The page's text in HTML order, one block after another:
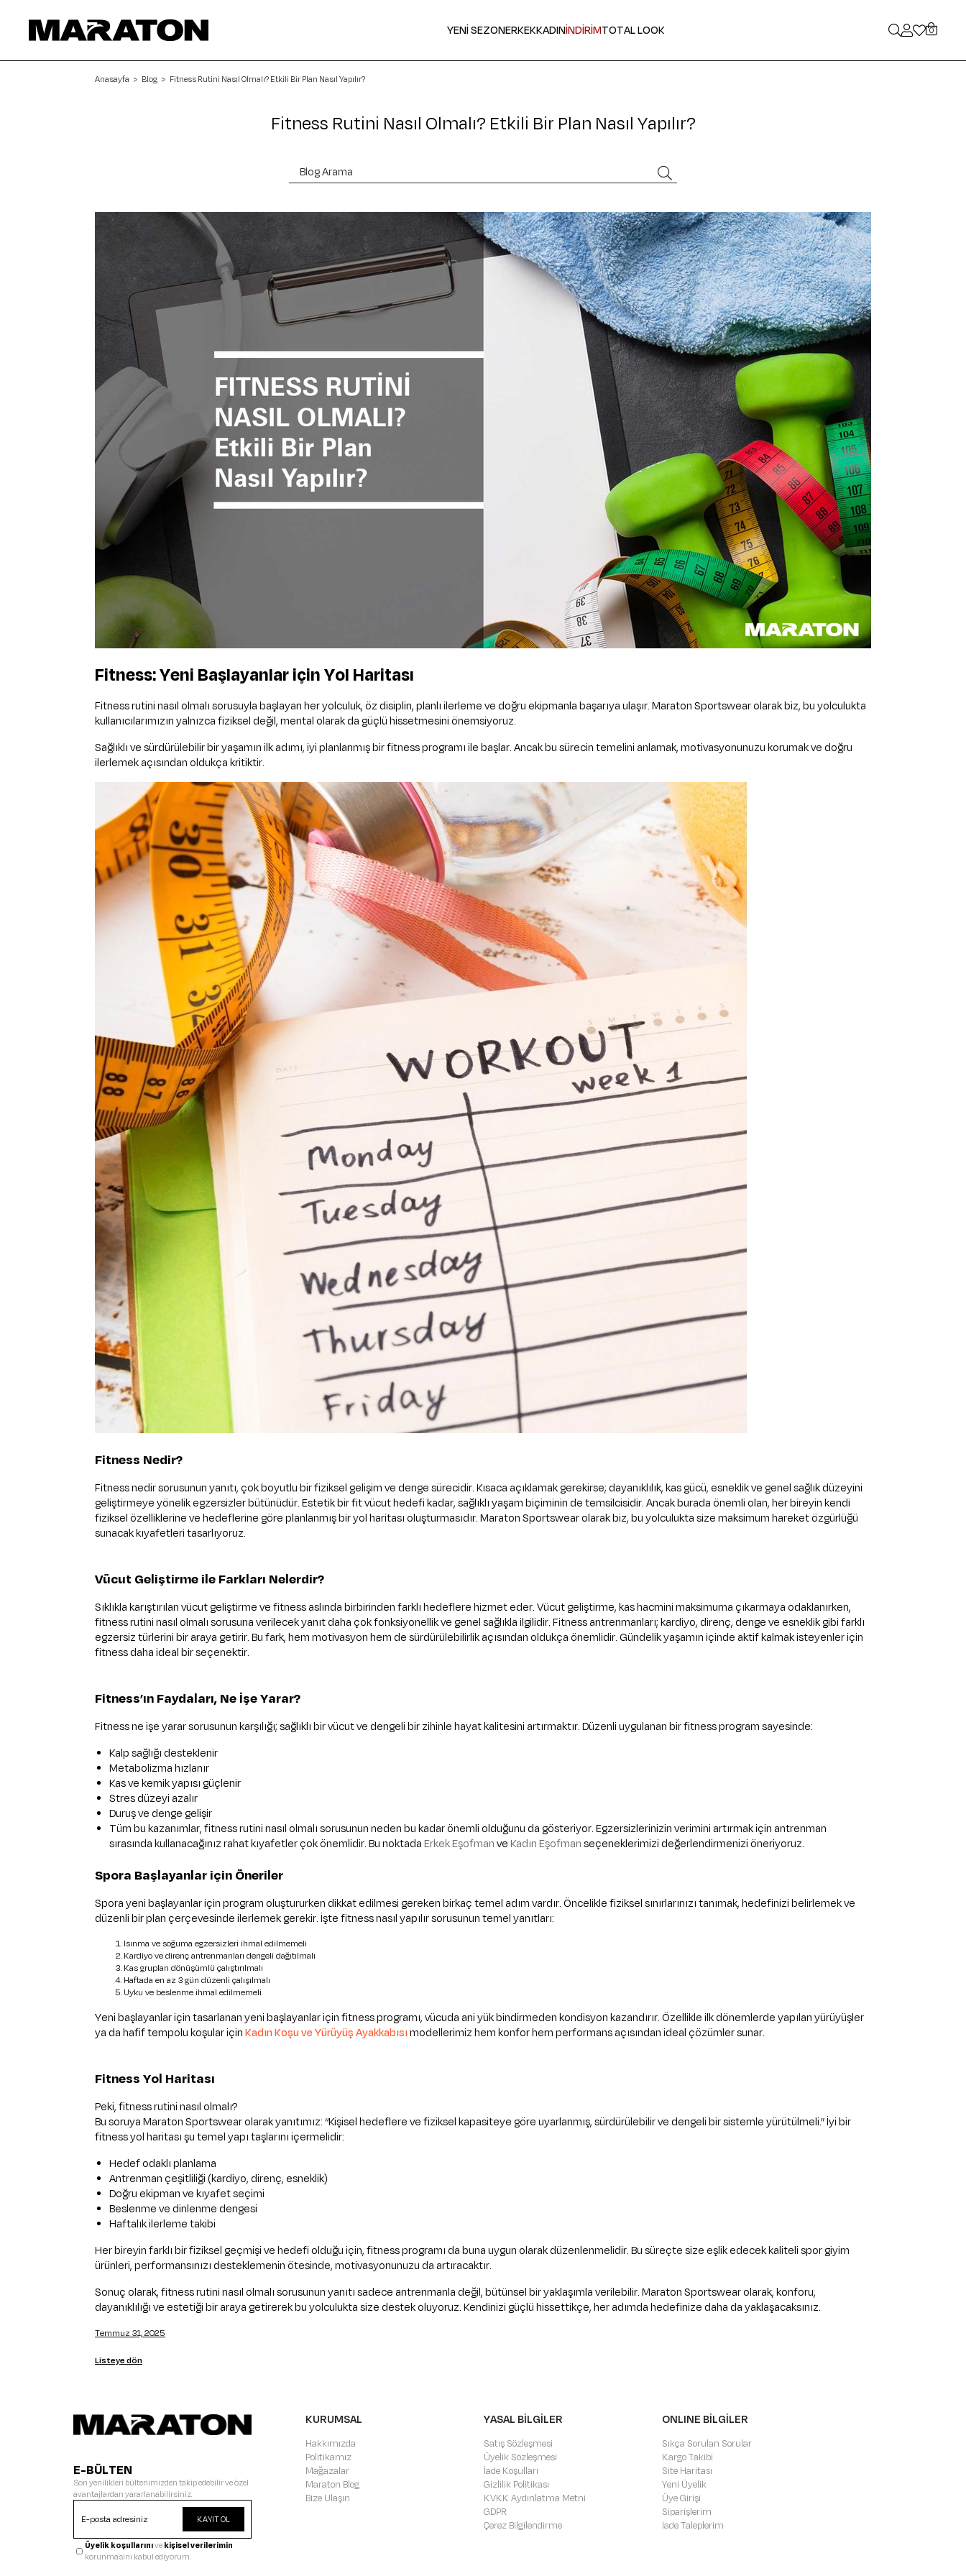
YENİ SEZONERKEKKADINİNDİRİMTOTAL LOOK 0
Anasayfa Blog Fitness Rutini Nasıl Olmalı? Etkili Bir Plan Nasıl Yapılır?
Fitness Rutini Nasıl Olmalı? Etkili Bir Plan Nasıl Yapılır?
Fitness: Yeni Başlayanlar için Yol Haritası
Fitness rutini nasıl olmalı sorusuyla başlayan her yolculuk, öz disiplin, planlı ilerleme ve doğru ekipmanla başarıya ulaşır. Maraton Sportswear olarak biz, bu yolculukta
kullanıcılarımızın yalnızca fiziksel değil, mental olarak da güçlü hissetmesini önemsiyoruz.
Sağlıklı ve sürdürülebilir bir yaşamın ilk adımı, iyi planlanmış bir fitness programı ile başlar. Ancak bu sürecin temelini anlamak, motivasyonunuzu korumak ve doğru
ilerlemek açısından oldukça kritiktir.
Fitness Nedir?
Fitness nedir sorusunun yanıtı, çok boyutlu bir fiziksel gelişim ve denge sürecidir. Kısaca açıklamak gerekirse; dayanıklılık, kas gücü, esneklik ve genel sağlık düzeyini
geliştirmeye yönelik egzersizler bütünüdür. Estetik bir fit vücut hedefi kadar, sağlıklı yaşam biçiminin de temsilcisidir. Ancak burada önemli olan, her bireyin kendi
fiziksel özelliklerine ve hedeflerine göre planlanmış bir yol haritası oluşturmasıdır. Maraton Sportswear olarak biz, bu yolculukta size maksimum hareket özgürlüğü
sunacak kıyafetleri tasarlıyoruz.
Vücut Geliştirme ile Farkları Nelerdir?
Sıklıkla karıştırılan vücut geliştirme ve fitness aslında birbirinden farklı hedeflere hizmet eder. Vücut geliştirme, kas hacmini maksimuma çıkarmaya odaklanırken,
fitness rutini nasıl olmalı sorusuna verilecek yanıt daha çok fonksiyonellik ve genel sağlıkla ilgilidir. Fitness antrenmanları; kardiyo, direnç, denge ve esneklik gibi farklı
egzersiz türlerini bir araya getirir. Bu fark, hem motivasyon hem de sürdürülebilirlik açısından oldukça önemlidir. Gündelik yaşamın içinde aktif kalmak isteyenler için
fitness daha ideal bir seçenektir.
Fitness’ın Faydaları, Ne İşe Yarar?
Fitness ne işe yarar sorusunun karşılığı; sağlıklı bir vücut ve dengeli bir zihinle hayat kalitesini artırmaktır. Düzenli uygulanan bir fitness program sayesinde:
Kalp sağlığı desteklenir
Metabolizma hızlanır
Kas ve kemik yapısı güçlenir
Stres düzeyi azalır
Duruş ve denge gelişir
Tüm bu kazanımlar, fitness rutini nasıl olmalı sorusunun neden bu kadar önemli olduğunu da gösteriyor. Egzersizlerinizin verimini artırmak için antrenman
sırasında kullanacağınız rahat kıyafetler çok önemlidir. Bu noktada Erkek Eşofmanve Kadın Eşofmanseçeneklerimizi değerlendirmenizi öneriyoruz.
Spora Başlayanlar için Öneriler
Spora yeni başlayanlar için program oluştururken dikkat edilmesi gereken birkaç temel adım vardır. Öncelikle fiziksel sınırlarınızı tanımak, hedefinizi belirlemek ve
düzenli bir plan çerçevesinde ilerlemek gerekir. İşte fitness nasıl yapılır sorusunun temel yanıtları:
Isınma ve soğuma egzersizleri ihmal edilmemeli
Kardiyo ve direnç antrenmanları dengeli dağıtılmalı
Kas grupları dönüşümlü çalıştırılmalı
Haftada en az 3 gün düzenli çalışılmalı
Uyku ve beslenme ihmal edilmemeli
Yeni başlayanlar için tasarlanan yeni başlayanlar için fitness programı, vücuda ani yük bindirmeden kondisyon kazandırır. Özellikle ilk dönemlerde yapılan yürüyüşler
ya da hafif tempolu koşular içinKadın Koşu ve Yürüyüş Ayakkabısımodellerimiz hem konfor hem performans açısından ideal çözümler sunar.
Fitness Yol Haritası
Peki, fitness rutini nasıl olmalı?
Bu soruya Maraton Sportswear olarak yanıtımız: “Kişisel hedeflere ve fiziksel kapasiteye göre uyarlanmış, sürdürülebilir ve dengeli bir sistemle yürütülmeli.” İyi bir
fitness yol haritası şu temel yapı taşlarını içermelidir:
Hedef odaklı planlama
Antrenman çeşitliliği (kardiyo, direnç, esneklik)
Doğru ekipman ve kıyafet seçimi
Beslenme ve dinlenme dengesi
Haftalık ilerleme takibi
Her bireyin farklı bir fiziksel geçmişi ve hedefi olduğu için, fitness programı da buna uygun olarak düzenlenmelidir. Bu süreçte size eşlik edecek kaliteli spor giyim
ürünleri, performansınızı desteklemenin ötesinde, motivasyonunuzu da artıracaktır.
Sonuç olarak, fitness rutini nasıl olmalı sorusunun yanıtı sadece antrenmanla değil, bütünsel bir yaklaşımla verilebilir. Maraton Sportswear olarak, konforu,
dayanıklılığı ve estetiği bir araya getirerek bu yolculukta size destek oluyoruz. Kendinizi güçlü hissettikçe, her adımda hedefinize daha da yaklaşacaksınız.
Temmuz 31, 2025
Listeye dön
E-BÜLTEN
Son yenilikleri bültenimizden takip edebilir ve özel
avantajlardan yararlanabilirsiniz.
KAYIT OL
Üyelik koşullarınıvekişisel verilerimin
korunmasını kabul ediyorum.
KURUMSAL
Hakkımızda
Politikamız
Mağazalar
Maraton Blog
Bize Ulaşın
YASAL BİLGİLER
Satış Sözleşmesi
Üyelik Sözleşmesi
İade Koşulları
Gizlilik Politikası
KVKK Aydınlatma Metni
GDPR
Çerez Bilgilendirme
ONLINE BİLGİLER
Sıkça Sorulan Sorular
Kargo Takibi
Site Haritası
Yeni Üyelik
Üye Girişi
Siparişlerim
İade Taleplerim